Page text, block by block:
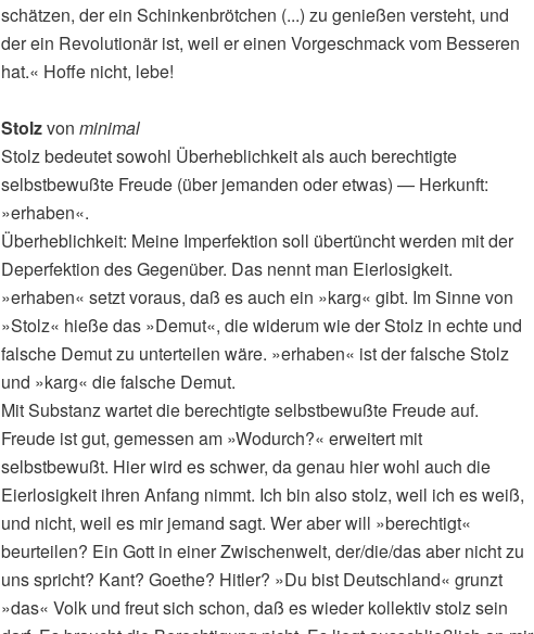
schätzen, der ein Schinkenbrötchen (...) zu genießen versteht, und
der ein Revolutionär ist, weil er einen Vorgeschmack vom Besseren
hat.« Hoffe nicht, lebe!
Stolzvon minimal
Stolz bedeutet sowohl Überheblichkeit als auch berechtigte
selbstbewußte Freude (über jemanden oder etwas) — Herkunft:
»erhaben«.
Überheblichkeit: Meine Imperfektion soll übertüncht werden mit der
Deperfektion des Gegenüber. Das nennt man Eierlosigkeit.
»erhaben« setzt voraus, daß es auch ein »karg« gibt. Im Sinne von
»Stolz« hieße das »Demut«, die widerum wie der Stolz in echte und
falsche Demut zu unterteilen wäre. »erhaben« ist der falsche Stolz
und »karg« die falsche Demut.
Mit Substanz wartet die berechtigte selbstbewußte Freude auf.
Freude ist gut, gemessen am »Wodurch?« erweitert mit
selbstbewußt. Hier wird es schwer, da genau hier wohl auch die
Eierlosigkeit ihren Anfang nimmt. Ich bin also stolz, weil ich es weiß,
und nicht, weil es mir jemand sagt. Wer aber will »berechtigt«
beurteilen? Ein Gott in einer Zwischenwelt, der/die/das aber nicht zu
uns spricht? Kant? Goethe? Hitler? »Du bist Deutschland« grunzt
»das« Volk und freut sich schon, daß es wieder kollektiv stolz sein